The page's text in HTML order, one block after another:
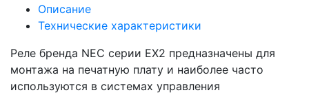
Описание
Технические характеристики
Реле бренда NEC серии EX2 предназначены для
монтажа на печатную плату и наиболее часто
используются в системах управления